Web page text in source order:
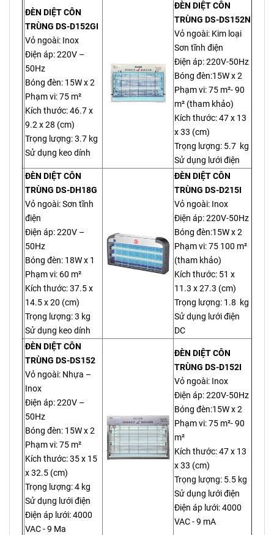
ĐÈN DIỆT CÔN
TRÙNG DS-D152GI
Vỏ ngoài: Inox
Điện áp: 220V –
50Hz
Bóng đèn: 15W x 2
Phạm vi: 75 m²
Kích thước: 46.7 x
9.2 x 28 (cm)
Trọng lượng: 3.7 kg
Sử dụng keo dính
ĐÈN DIỆT CÔN
TRÙNG DS-DS152N
Vỏ ngoài: Kim loại
Sơn tĩnh điện
Điện áp: 220V-50Hz
Bóng đèn:15W x 2
Phạm vi: 75 m²- 90
m² (tham khảo)
Kích thước: 47 x 13
x 33 (cm)
Trọng lượng: 5.7 kg
Sử dụng lưới điện
ĐÈN DIỆT CÔN
TRÙNG DS-DH18G
Vỏ ngoài: Sơn tĩnh
điện
Điện áp: 220V –
50Hz
Bóng đèn: 18W x 1
Phạm vi: 60 m²
Kích thước: 37.5 x
14.5 x 20 (cm)
Trọng lượng: 3 kg
Sử dụng keo dính
ĐÈN DIỆT CÔN
TRÙNG DS-D215I
Vỏ ngoài: Inox
Điện áp: 220V-50Hz
Bóng đèn:15W x 2
Phạm vi: 75 100 m²
(tham khảo)
Kích thước: 51 x
11.3 x 27.3 (cm)
Trọng lượng: 1.8 kg
Sử dụng lưới điện
DC
ĐÈN DIỆT CÔN
TRÙNG DS-DS152
Vỏ ngoài: Nhựa –
Inox
Điện áp: 220V –
50Hz
Bóng đèn: 15W x 2
Phạm vi: 75 m²
Kích thước: 35 x 15
x 32.5 (cm)
Trọng lượng: 4 kg
Sử dụng lưới điện
Điện áp lưới: 4000
VAC - 9 Ma
ĐÈN DIỆT CÔN
TRÙNG DS-D152I
Vỏ ngoài: Inox
Điện áp: 220V-50Hz
Bóng đèn:15W x 2
Phạm vi: 75 m²- 90
m²
Kích thước: 47 x 13
x 33 (cm)
Trọng lượng: 5.5 kg
Sử dụng lưới điện
Điện áp lưới: 4000
VAC - 9 mA